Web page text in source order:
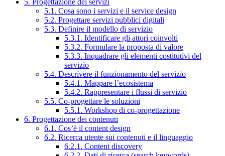
5. Progettazione dei servizi
5.1. Cosa sono i servizi e il service design
5.2. Progettare servizi pubblici digitali
5.3. Definire il modello di servizio
5.3.1. Identificare gli attori coinvolti
5.3.2. Formulare la proposta di valore
5.3.3. Inquadrare gli elementi costitutivi del
servizio
5.4. Descrivere il funzionamento del servizio
5.4.1. Mappare l’ecosistema
5.4.2. Rappresentare i flussi di servizio
5.5. Co-progettare le soluzioni
5.5.1. Workshop di co-progettazione
6. Progettazione dei contenuti
6.1. Cos’è il content design
6.2. Ricerca utente sui contenuti e il linguaggio
6.2.1. Content discovery